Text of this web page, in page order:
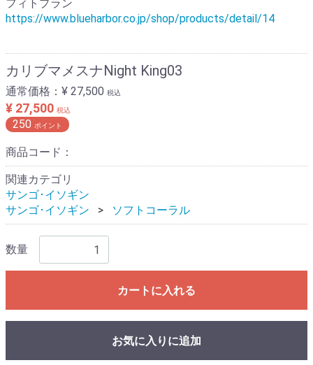
フィトプラン
https://www.blueharbor.co.jp/shop/products/detail/14
カリブマメスナNight King03
通常価格： ¥ 27,500 税込
¥ 27,500 税込
250 ポイント
商品コード：
関連カテゴリ
サンゴ･イソギン
サンゴ･イソギン
ソフトコーラル
数量
カートに入れる
お気に入りに追加